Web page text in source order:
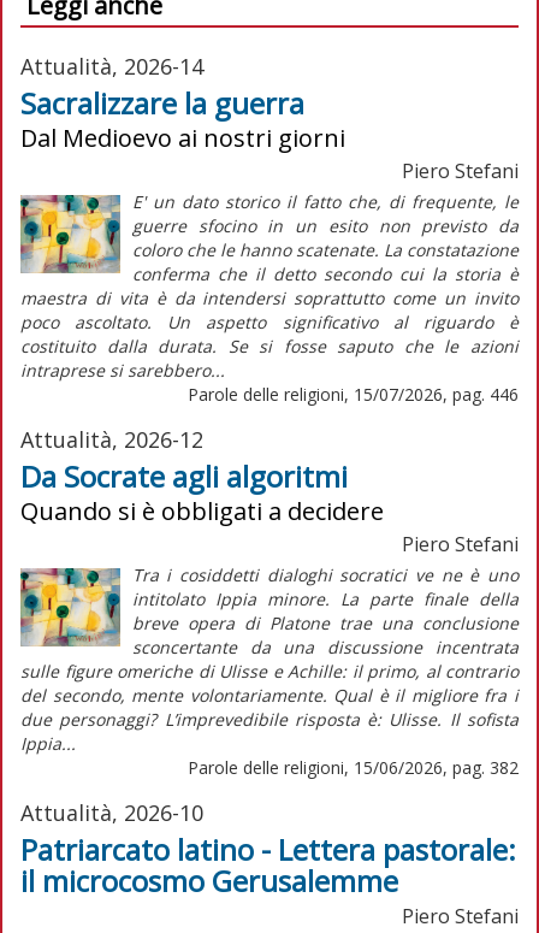
Attualità, 2026-14
Sacralizzare la guerra
Dal Medioevo ai nostri giorni
Piero Stefani
E' un dato storico il fatto che, di frequente, le
guerre sfocino in un esito non previsto da
coloro che le hanno scatenate. La constatazione
conferma che il detto secondo cui la storia è
maestra di vita è da intendersi soprattutto come un invito
poco ascoltato. Un aspetto significativo al riguardo è
costituito dalla durata. Se si fosse saputo che le azioni
intraprese si sarebbero...
Parole delle religioni, 15/07/2026, pag. 446
Attualità, 2026-12
Da Socrate agli algoritmi
Quando si è obbligati a decidere
Piero Stefani
Tra i cosiddetti dialoghi socratici ve ne è uno
intitolato Ippia minore. La parte finale della
breve opera di Platone trae una conclusione
sconcertante da una discussione incentrata
sulle figure omeriche di Ulisse e Achille: il primo, al contrario
del secondo, mente volontariamente. Qual è il migliore fra i
due personaggi? L’imprevedibile risposta è: Ulisse. Il sofista
Ippia...
Parole delle religioni, 15/06/2026, pag. 382
Attualità, 2026-10
Patriarcato latino - Lettera pastorale:
il microcosmo Gerusalemme
Piero Stefani